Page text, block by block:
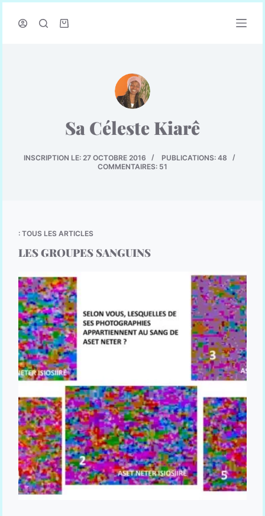
a
Sa Céleste Kiarê
INSCRIPTION LE: 27 OCTOBRE 2016
PUBLICATIONS: 48
COMMENTAIRES: 51
: TOUS LES ARTICLES
LES GROUPES SANGUINS